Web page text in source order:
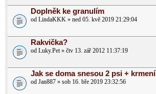
Doplněk ke granulím
od LindaKKK » ned 05. kvě 2019 21:29:04
Rakvička?
od Luky.Pet » čtv 13. zář 2012 11:37:19
Jak se doma snesou 2 psi + krmení
od Jan887 » sob 16. bře 2019 23:32:56